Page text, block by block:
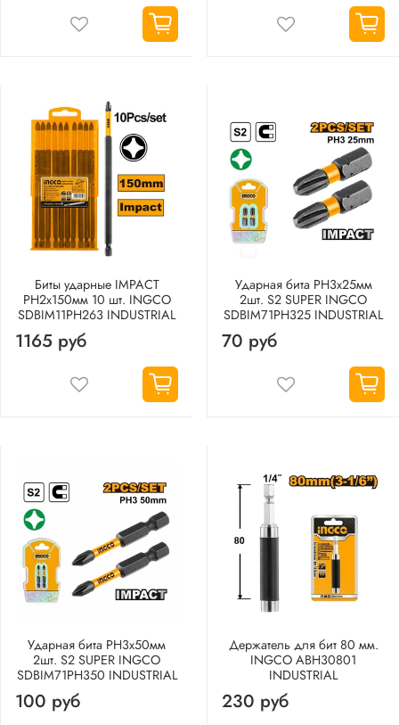
Биты ударные IMPACT
РН2х150мм 10 шт. INGCO
SDBIM11PH263 INDUSTRIAL
1165 руб
Ударная бита PH3х25мм
2шт. S2 SUPER INGCO
SDBIM71PH325 INDUSTRIAL
70 руб
Ударная бита PH3х50мм
2шт. S2 SUPER INGCO
SDBIM71PH350 INDUSTRIAL
100 руб
Держатель для бит 80 мм.
INGCO ABH30801
INDUSTRIAL
230 руб